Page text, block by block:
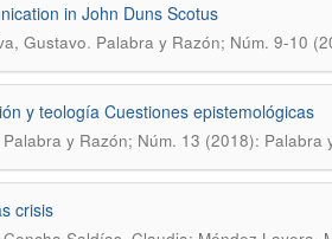
in John Duns Scotus
Gustavo. Palabra y Razón; Núm. 9-10
y teología Cuestiones epistemológicas
Palabra y Razón; Núm. 13 (2018): Palabra
crisis